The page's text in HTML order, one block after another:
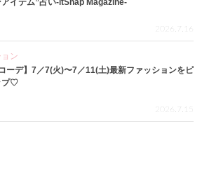
アイテム”占い-itSnap Magazine-
2026.7.16
ン
コーデ】7／7(火)〜7／11(土)最新ファッションをピ
プ♡
2026.7.15